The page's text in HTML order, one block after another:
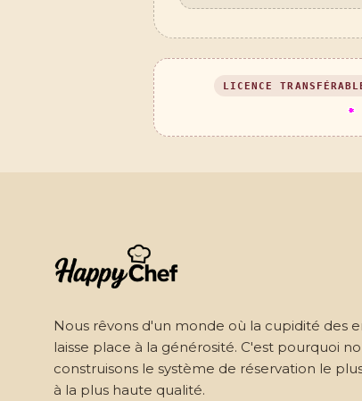
LICENCE
Nous rêvons d'un monde où la cupidité des
laisse place à la générosité. C'est pourquoi
construisons le système de réservation le
à la plus haute qualité.